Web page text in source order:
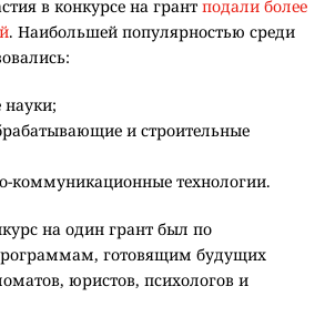
в конкурсе на грант подали более
. Наибольшей популярностью среди
науки;
и строительные
коммуникационные технологии.
на один грант был по
готовящим будущих
юристов, психологов и